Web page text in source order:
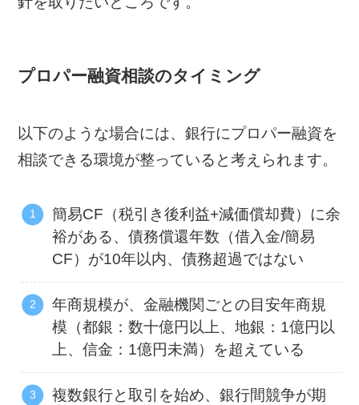
プロパー融資相談のタイミング
以下のような場合には、銀行にプロパー融資を
相談できる環境が整っていると考えられます。
簡易CF（税引き後利益+減価償却費）に余
裕がある、債務償還年数（借入金/簡易
CF）が10年以内、債務超過ではない
年商規模が、金融機関ごとの目安年商規
模（都銀：数十億円以上、地銀：1億円以
上、信金：1億円未満）を超えている
複数銀行と取引を始め、銀行間競争が期